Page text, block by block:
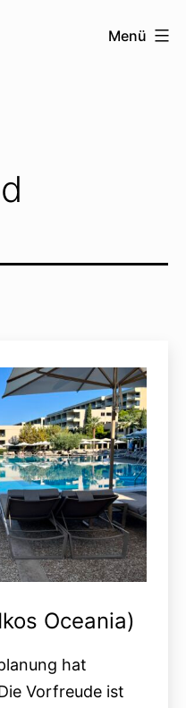
Menü
Oceania)
hat
Vorfreude ist